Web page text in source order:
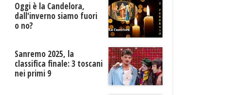
Oggi è la Candelora,
dall'inverno siamo fuori
o no?
Sanremo 2025, la
classifica finale: 3 toscani
nei primi 9